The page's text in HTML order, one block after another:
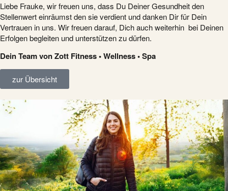
Liebe Frauke, wir freuen uns, dass Du Deiner Gesundheit den
Stellenwert einräumst den sie verdient und danken Dir für Dein
Vertrauen in uns. Wir freuen darauf, Dich auch weiterhin bei Deinen
Erfolgen begleiten und unterstützen zu dürfen.
Dein Team von Zott Fitness • Wellness • Spa
zur Übersicht